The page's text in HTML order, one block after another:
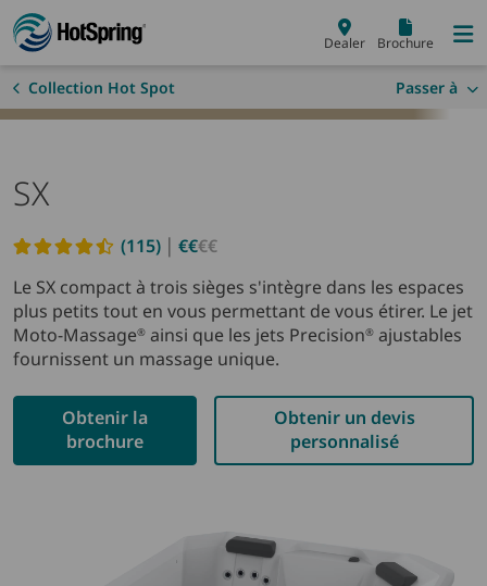
Skip to main content
Dealer Brochure
Collection Hot Spot Passer à
SX
Read reviews (115) | €€€€
Le SX compact à trois sièges s'intègre dans les espaces
plus petits tout en vous permettant de vous étirer. Le jet
Moto-Massage® ainsi que les jets Precision® ajustables
fournissent un massage unique.
Obtenir la
brochure
Obtenir un devis
personnalisé